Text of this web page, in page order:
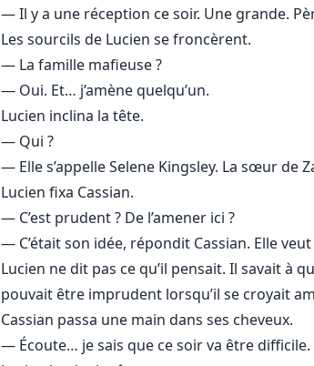
— Il y a une réception ce soir. Une grande.
Les sourcils de Lucien se froncèrent.
— La famille mafieuse ?
— Oui. Et… j’amène quelqu’un.
Lucien inclina la tête.
— Qui ?
— Elle s’appelle Selene Kingsley. La sœur de
Lucien fixa Cassian.
— C’est prudent ? De l’amener ici ?
— C’était son idée, répondit Cassian. Elle
Lucien ne dit pas ce qu’il pensait. Il savait à
pouvait être imprudent lorsqu’il se croyait
Cassian passa une main dans ses cheveux.
— Écoute… je sais que ce soir va être